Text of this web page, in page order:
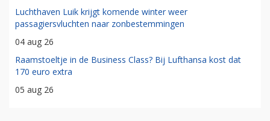
Luchthaven Luik krijgt komende winter weer
passagiersvluchten naar zonbestemmingen
04 aug 26
Raamstoeltje in de Business Class? Bij Lufthansa kost dat
170 euro extra
05 aug 26